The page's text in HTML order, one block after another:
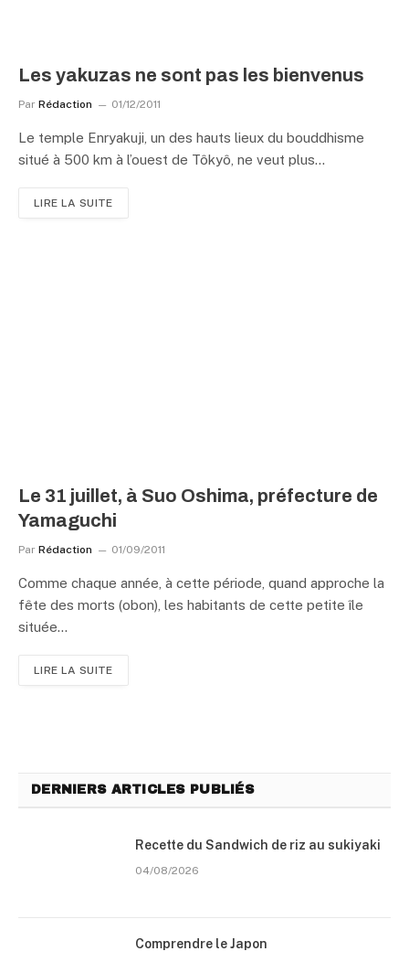
Les yakuzas ne sont pas les bienvenus
Par Rédaction 01/12/2011
Le temple Enryakuji, un des hauts lieux du bouddhisme
situé à 500 km à l’ouest de Tôkyô, ne veut plus…
LIRE LA SUITE
Le 31 juillet, à Suo Oshima, préfecture de
Yamaguchi
Par Rédaction 01/09/2011
Comme chaque année, à cette période, quand approche la
fête des morts (obon), les habitants de cette petite île
située…
LIRE LA SUITE
DERNIERS ARTICLES PUBLIÉS
Recette du Sandwich de riz au sukiyaki
04/08/2026
Comprendre le Japon